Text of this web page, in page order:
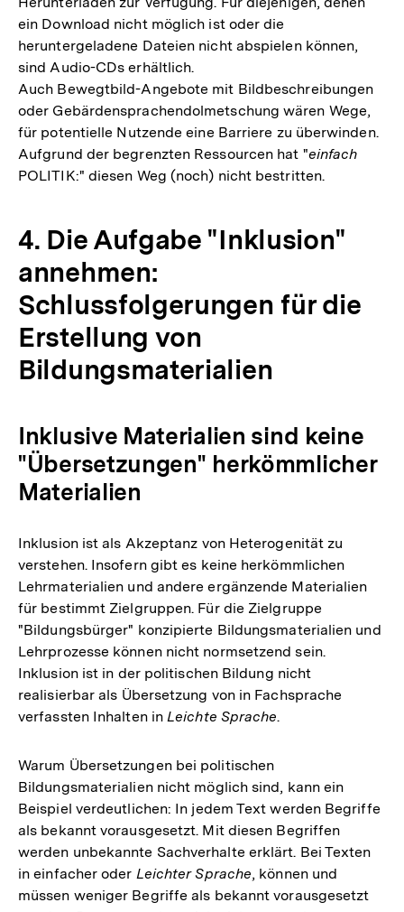
ein Download nicht möglich ist oder die
heruntergeladene Dateien nicht abspielen können,
sind Audio-CDs erhältlich.
Auch Bewegtbild-Angebote mit Bildbeschreibungen
oder Gebärdensprachendolmetschung wären Wege,
für potentielle Nutzende eine Barriere zu überwinden.
Aufgrund der begrenzten Ressourcen hat "einfach
POLITIK:" diesen Weg (noch) nicht bestritten.
4. Die Aufgabe "Inklusion"
annehmen:
Schlussfolgerungen für die
Erstellung von
Bildungsmaterialien
Inklusive Materialien sind keine
"Übersetzungen" herkömmlicher
Materialien
Inklusion ist als Akzeptanz von Heterogenität zu
verstehen. Insofern gibt es keine herkömmlichen
Lehrmaterialien und andere ergänzende Materialien
für bestimmt Zielgruppen. Für die Zielgruppe
"Bildungsbürger" konzipierte Bildungsmaterialien und
Lehrprozesse können nicht normsetzend sein.
Inklusion ist in der politischen Bildung nicht
realisierbar als Übersetzung von in Fachsprache
verfassten Inhalten in Leichte Sprache.
Warum Übersetzungen bei politischen
Bildungsmaterialien nicht möglich sind, kann ein
Beispiel verdeutlichen: In jedem Text werden Begriffe
als bekannt vorausgesetzt. Mit diesen Begriffen
werden unbekannte Sachverhalte erklärt. Bei Texten
in einfacher oder Leichter Sprache, können und
müssen weniger Begriffe als bekannt vorausgesetzt